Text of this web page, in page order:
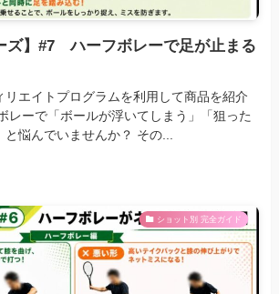
ズ】#7 ハーフボレーで足が止まる
リエイトプログラムを利用して商品を紹介
レーで「ボールが浮いてしまう」「狙った
悩んでいませんか？ その...
ショット別 完全ガイド